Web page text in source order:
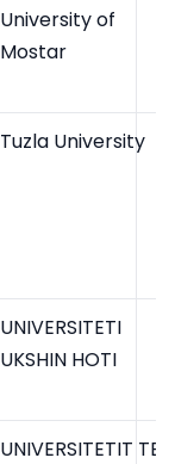
University of
Mostar
Tuzla University
UNIVERSITETI
UKSHIN HOTI
UNIVERSITETIT TE